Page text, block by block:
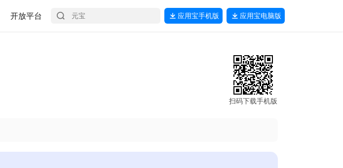
开放平台 应用宝手机版 应用宝电脑版
扫码下载手机版